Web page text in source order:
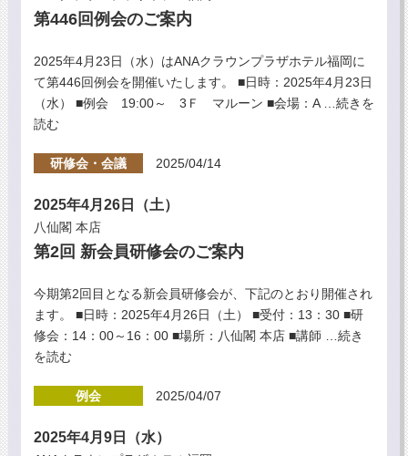
第446回例会のご案内
2025年4月23日（水）はANAクラウンプラザホテル福岡に
て第446回例会を開催いたします。 ■日時：2025年4月23日
（水） ■例会 19:00～ 3Ｆ マルーン ■会場：A…続きを
読む
研修会・会議 2025/04/14
2025年4月26日（土）
八仙閣 本店
第2回 新会員研修会のご案内
今期第2回目となる新会員研修会が、下記のとおり開催され
ます。 ■日時：2025年4月26日（土） ■受付：13：30 ■研
修会：14：00～16：00 ■場所：八仙閣 本店 ■講師 …続き
を読む
例会 2025/04/07
2025年4月9日（水）